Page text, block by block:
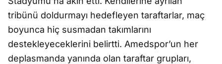
tribünü doldurmayı hedefleyen taraftarlar, maç
boyunca hiç susmadan takımlarını
destekleyeceklerini belirtti. Amedspor’un her
deplasmanda yanında olan taraftar grupları,